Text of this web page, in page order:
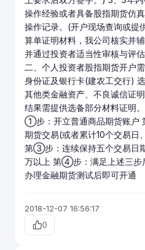
操作经验或者具备股指期货仿
操作记录。(开户现场查询或提
算单证明材料，我公司核实并
并通过投资者适当性审核与评
二、个人投资者股指期货开户
身份证及银行卡(建农工交行)
其他类金融资产、不良诚信证
结果需提供选备部分材料证明
①步：开立普通商品期货账户
期货交易(或者累计10个交易日
第③步：连续保持五个交易日
万以上 第④步：满足上述三步
办理金融期货测试后即可开通
2018-12-07 16:56:17
0